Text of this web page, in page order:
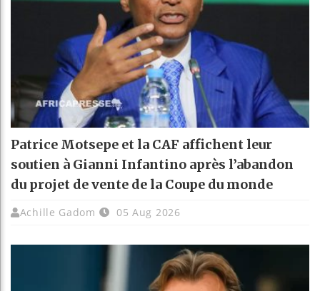
Patrice Motsepe et la CAF affichent leur
soutien à Gianni Infantino après l’abandon
du projet de vente de la Coupe du monde
Achille Gadom 05 Aug 2026